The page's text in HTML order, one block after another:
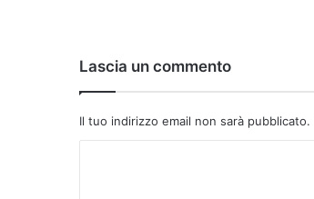
Lascia un commento
Il tuo indirizzo email non sarà pubblicato.